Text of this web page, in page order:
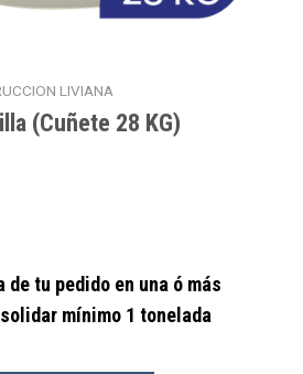
LIVIANA
(Cuñete 28 KG)
de tu pedido en una ó más
mínimo 1 tonelada